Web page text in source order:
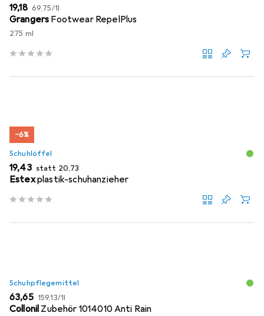
EUR
19,18 EUR
69,75/1l
Grangers Footwear RepelPlus
275 ml
−6%
Schuhlöffel
EUR
19,43 statt EUR
20,73
Estexplastik-schuhanzieher
Schuhpflegemittel
EUR
63,65 EUR
159,13/1l
Collonil Zubehör 1014010 Anti Rain